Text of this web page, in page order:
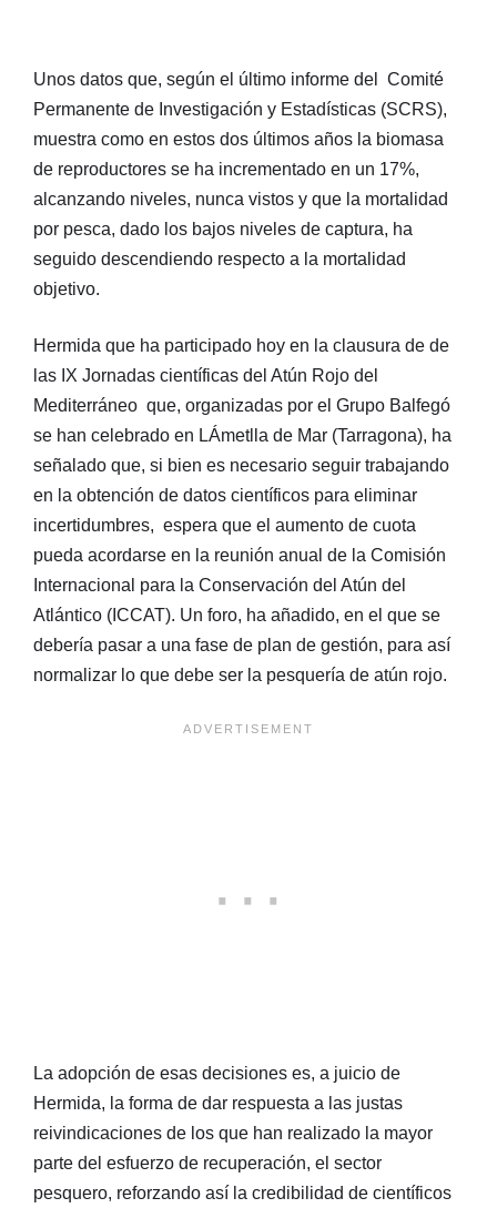
Unos datos que, según el último informe del Comité
Permanente de Investigación y Estadísticas (SCRS),
muestra como en estos dos últimos años la biomasa
de reproductores se ha incrementado en un 17%,
alcanzando niveles, nunca vistos y que la mortalidad
por pesca, dado los bajos niveles de captura, ha
seguido descendiendo respecto a la mortalidad
objetivo.
Hermida que ha participado hoy en la clausura de de
las IX Jornadas científicas del Atún Rojo del
Mediterráneo que, organizadas por el Grupo Balfegó
se han celebrado en LÁmetlla de Mar (Tarragona), ha
señalado que, si bien es necesario seguir trabajando
en la obtención de datos científicos para eliminar
incertidumbres, espera que el aumento de cuota
pueda acordarse en la reunión anual de la Comisión
Internacional para la Conservación del Atún del
Atlántico (ICCAT). Un foro, ha añadido, en el que se
debería pasar a una fase de plan de gestión, para así
normalizar lo que debe ser la pesquería de atún rojo.
La adopción de esas decisiones es, a juicio de
Hermida, la forma de dar respuesta a las justas
reivindicaciones de los que han realizado la mayor
parte del esfuerzo de recuperación, el sector
pesquero, reforzando así la credibilidad de científicos